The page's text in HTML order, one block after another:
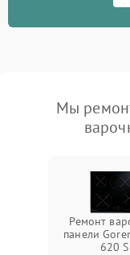
Мы
Ремонт
панели
620 S